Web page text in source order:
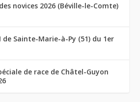
novices 2026 (Béville-le-Comte)
Sainte-Marie-à-Py (51) du 1er
de race de Châtel-Guyon